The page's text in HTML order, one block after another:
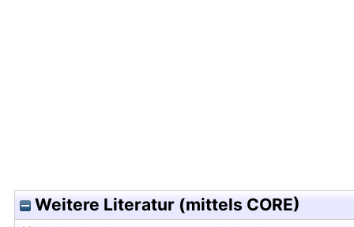
Weitere Literatur (mittels CORE)